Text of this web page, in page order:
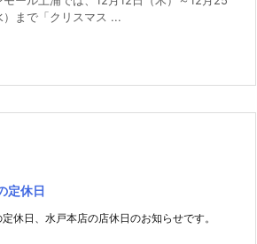
）まで「クリスマス ...
定休日
休日、水戸本店の店休日のお知らせです。